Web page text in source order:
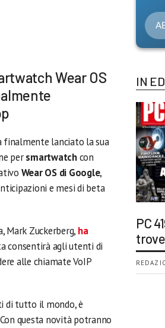
Wear OS
finalmente lanciato la sua
persmartwatchcon
Wear OS di Google,
e mesi di beta
Mark Zuckerberg, ha
consentirà agli utenti di
alle chiamate VoIP
di tutto il mondo, è
questa novità potranno
IN
PC